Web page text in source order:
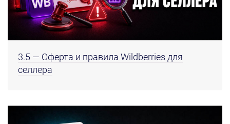
3.5 — Оферта и правила Wildberries для
селлера